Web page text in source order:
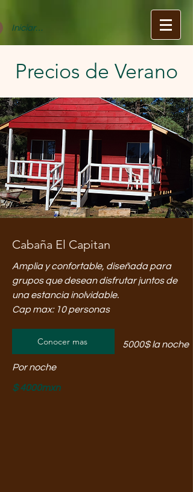
Iniciar sesion
Precios de Verano
Cabaña El Capitan
Amplia y confortable, diseñada para
grupos que desean disfrutar juntos de
una estancia inolvidable.
Cap max: 10 personas
Conocer mas
Por noche
$ 4000mxn
5000$ la noche